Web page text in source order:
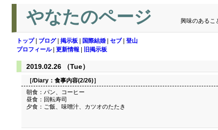
やなたのページ 興味のあるこ
トップ| ブログ| 掲示板 国際結婚 セブ| 登山
プロフィール| 更新情報 旧掲示板
2019.02.26 （Tue）
［/Diary： 食事内容(2/26)］
朝食：パン、コーヒー
昼食：回転寿司
夕食：ご飯、味噌汁、カツオのたたき